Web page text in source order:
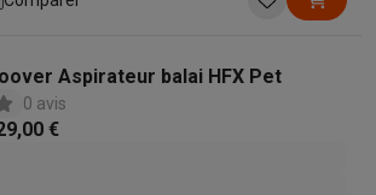
Aspirateur balai HFX Pet
0 avis
€